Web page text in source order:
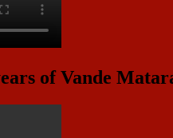
of Vande